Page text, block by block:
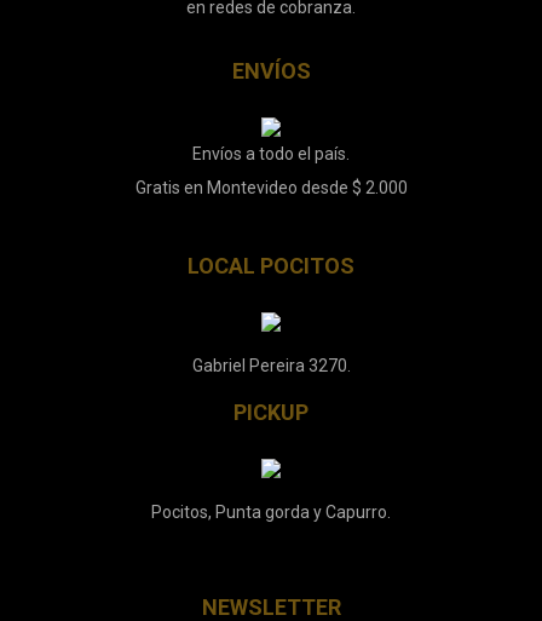
en redes de cobranza.
ENVÍOS
Envíos a todo el país.
Gratis en Montevideo desde $ 2.000
LOCAL POCITOS
Gabriel Pereira 3270.
PICKUP
Pocitos, Punta gorda y Capurro.
NEWSLETTER